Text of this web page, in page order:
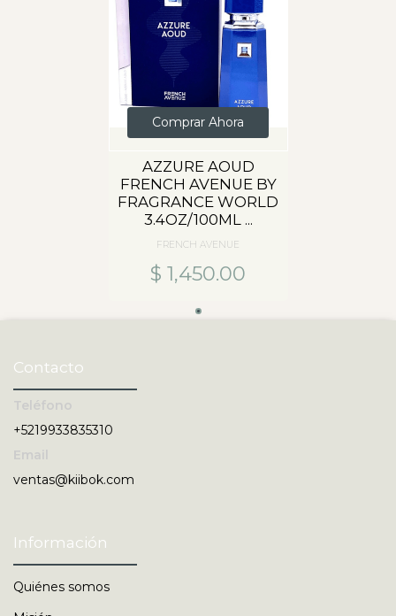
Comprar Ahora
AZZURE AOUD
FRENCH AVENUE BY
FRAGRANCE WORLD
3.4OZ/100ML ...
FRENCH AVENUE
$ 1,450.00
Contacto
+5219933835310
ventas@kiibok.com
Información
Quiénes somos